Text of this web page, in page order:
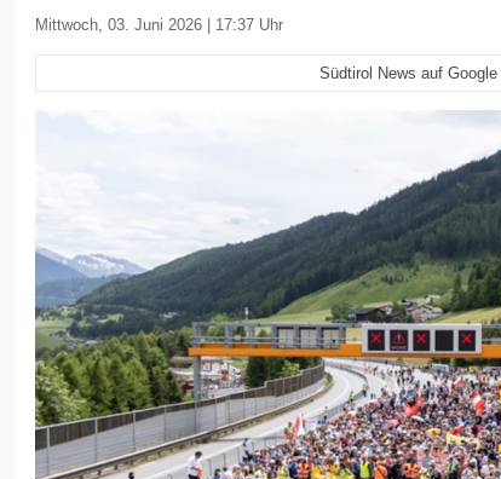
Mittwoch, 03. Juni 2026 | 17:37 Uhr
Südtirol News auf Google